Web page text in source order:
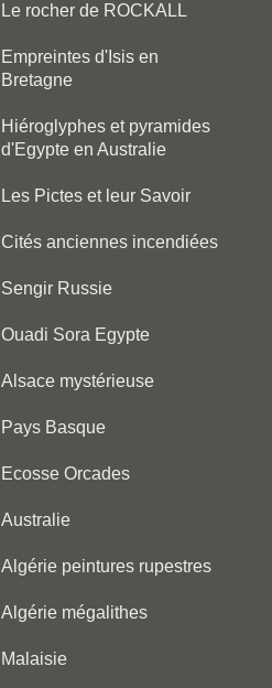
Le rocher de ROCKALL
Empreintes d'Isis en
Bretagne
Hiéroglyphes et pyramides
d'Egypte en Australie
Les Pictes et leur Savoir
Cités anciennes incendiées
Sengir Russie
Ouadi Sora Egypte
Alsace mystérieuse
Pays Basque
Ecosse Orcades
Australie
Algérie peintures rupestres
Algérie mégalithes
Malaisie